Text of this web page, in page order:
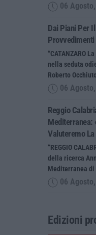
06
Dai Piani Per
Provvedimenti
“CATANZARO
nella seduta
Roberto
06
Reggio
Mediterranea:
Valuteremo
“REGGIO
della ricerca
Mediterranea di
06
Edizioni